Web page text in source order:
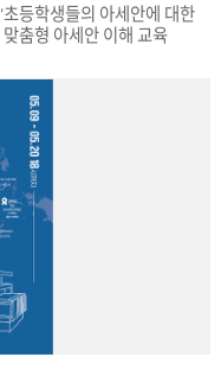
등학생들의 아세안에 대한
춤형 아세안 이해 교육
분 분량의 교육자료(교안,
·중·고) 맞춤형 아세안 이해
에 대해 배울 수 있는 체험
해 균형 있게 다루는 교육
아세안 이해 교육 프로그램
을 위한 콘텐츠라면
수여한다. 아세안에 관심
많은 참여 바란다.상세 공모
에서 확인 가능하다.